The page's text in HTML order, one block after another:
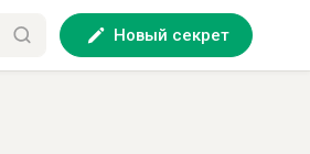
Новый секрет